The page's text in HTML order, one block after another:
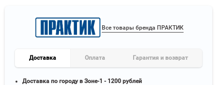
Все товары бренда ПРАКТИК
Доставка Оплата Гарантия и возврат
Доставка по городу в Зоне-1 - 1200 рублей